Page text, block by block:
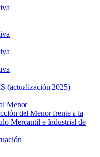
(actualización 2025)
Menor
del Menor frente a la
Mercantil e Industrial de